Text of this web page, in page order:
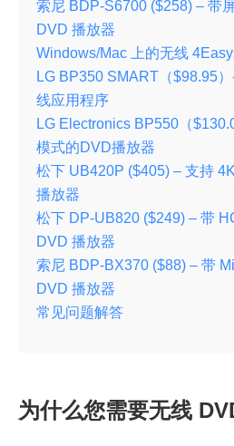
索尼 BDP-S6700 ($258) – 带
DVD 播放器
Windows/Mac 上的无线
LG BP350 SMART（$98.95
线应用程序
LG Electronics BP550（
模式的DVD播放器
松下 UB420P ($405) – 支持
播放器
松下 DP-UB820 ($249) – 带
DVD 播放器
索尼 BDP-BX370 ($88) – 带
DVD 播放器
常见问题解答
为什么您需要无线